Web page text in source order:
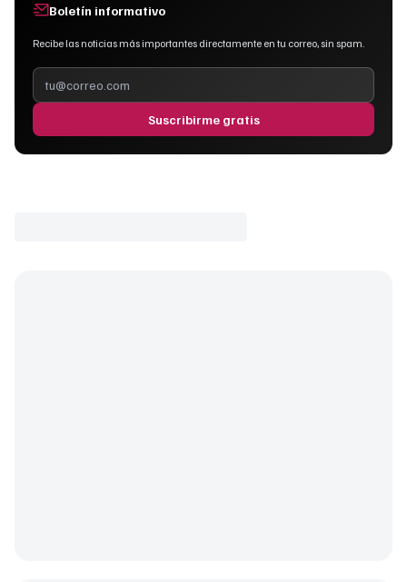
Boletín informativo
Recibe las noticias más importantes directamente en tu correo, sin spam.
Suscribirme gratis